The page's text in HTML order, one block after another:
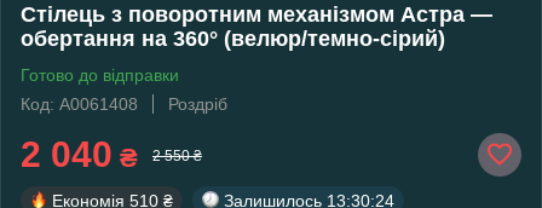
Стілець з поворотним механізмом Астра —
обертання на 360° (велюр/темно-сірий)
Готово до відправки
Код: А0061408
Роздріб
2 040 ₴ 2 550 ₴
Економія 510 ₴ Залишилось 13:30:24